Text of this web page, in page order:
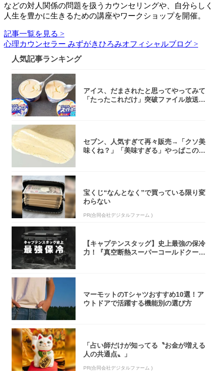
などの対人関係の問題を扱うカウンセリングや、自分らしく
人生を豊かに生きるための講座やワークショップを開催。
記事一覧を見る >
心理カウンセラー みずがきひろみオフィシャルブログ >
人気記事ランキング
アイス、だまされたと思ってやってみて
「たったこれだけ」突破ファイル放送で
セブン、人気すぎて再々販売→「クソ美
味くね？」「美味すぎる」やっぱこのク
宝くじ“なんとなく”で買っている限り変
わらない
PR(合同会社デジタルファーム )
【キャプテンスタッグ】史上最強の保冷
力！『真空断熱スーパーコールドクーラ
マーモットのTシャツおすすめ10選！ア
ウトドアで活躍する機能別の選び方
「占い師だけが知ってる〝お金が増える
人の共通点〟」
PR(合同会社デジタルファーム )